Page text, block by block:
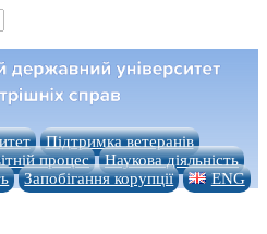
Підтримка ветеранів
процес
Наукова діяльність
Запобігання корупції ENG